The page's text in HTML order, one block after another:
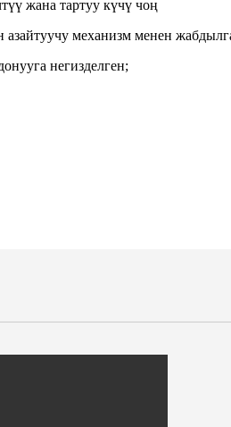
жана тартуу күчү чоң
механизм менен
негизделген;